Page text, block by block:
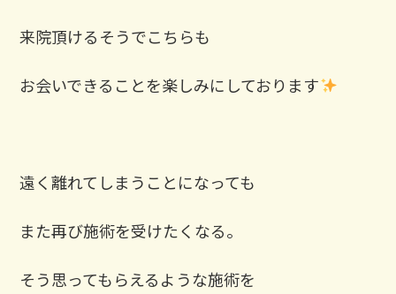
来院頂けるそうでこちらも
お会いできることを楽しみにしております
遠く離れてしまうことになっても
また再び施術を受けたくなる。
そう思ってもらえるような施術を